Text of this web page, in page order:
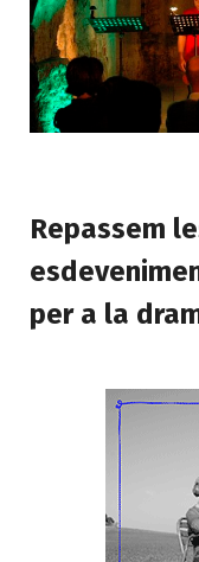
Repassem
per a la